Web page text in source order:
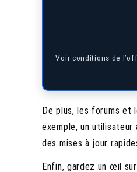
Voir conditions de
De plus, les forums et
exemple, un
des mises à jour
Enfin, gardez un œil